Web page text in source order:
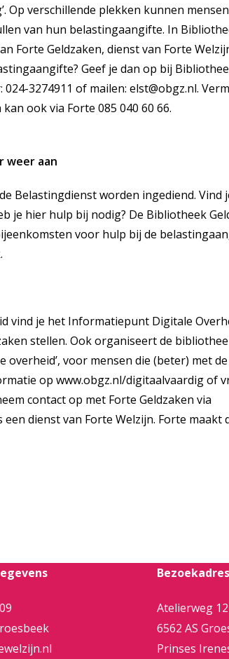
Op verschillende plekken kunnen
van hun belastingaangifte. In
Forte Geldzaken, dienst van Forte
Geef je dan op bij
3274911 of mailen: elst@obgz.nl.
ook via Forte 085 040 60 66.
weer aan
Belastingdienst worden ingediend. Vind
je hier hulp bij nodig? De Bibliotheek
voor hulp bij de
vind je het Informatiepunt Digitale
stellen. Ook organiseert de
overheid’, voor mensen die (beter) met de
op www.obgz.nl/digitaalvaardigof
contact op met Forte Geldzaken via
een dienst van Forte Welzijn. Forte maakt
Atelierweg 12
6562 AS
Prinses